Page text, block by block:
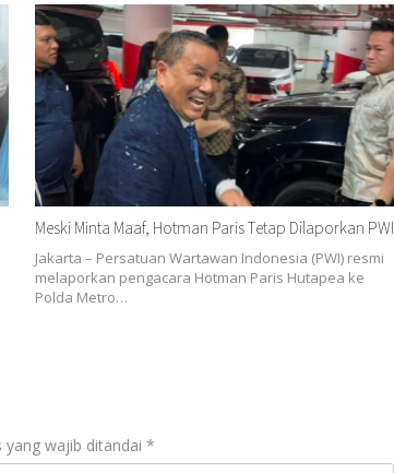
Meski Minta Maaf, Hotman Paris Tetap Dilaporkan PWI
Jakarta – Persatuan Wartawan Indonesia (PWI) resmi
melaporkan pengacara Hotman Paris Hutapea ke
Polda Metro…
yang wajib ditandai *